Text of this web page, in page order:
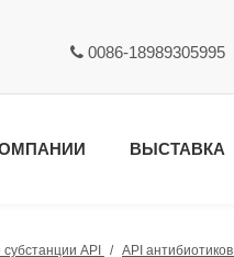
 0086-18989305995
ВЫСТАВКА
API / API антибиотиков